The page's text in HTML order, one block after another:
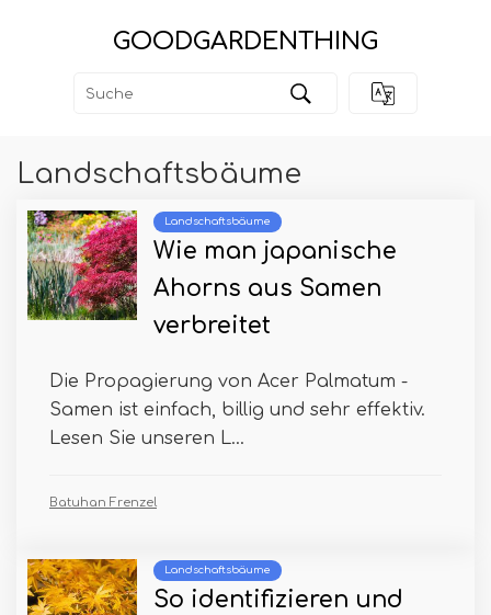
GOODGARDENTHING
Landschaftsbäume
Landschaftsbäume
Wie man japanische
Ahorns aus Samen
verbreitet
Die Propagierung von Acer Palmatum -
Samen ist einfach, billig und sehr effektiv.
Lesen Sie unseren L...
Batuhan Frenzel
Landschaftsbäume
So identifizieren und